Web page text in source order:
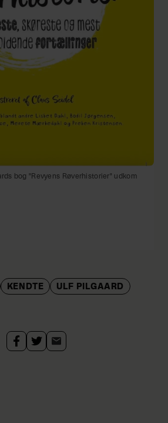
bog "Revyens Røverhistorier" udkom
KENDTE ULF PILGAARD